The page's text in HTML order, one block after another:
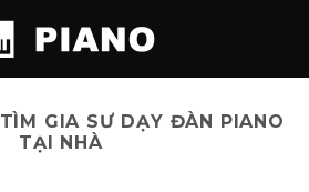
TÌM GIA SƯ DẠY ĐÀN PIANO
TẠI NHÀ